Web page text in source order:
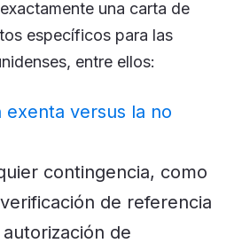
una carta de
específicos para las
entre ellos:
exenta versus la no
contingencia, como
de referencia
de